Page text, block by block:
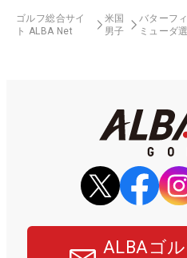
ゴルフ総合サイ
ト ALBA Net
米国
男子
バターフ
ミューダ
ALBAゴ